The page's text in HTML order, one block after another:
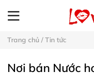
Trang chủ / Tin tức
Nơi bán Nước